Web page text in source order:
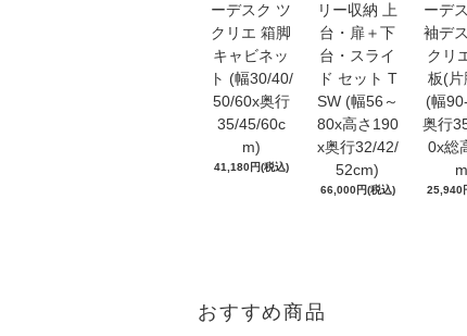
ーデスク ツ
クリエ 箱脚
キャビネッ
ト (幅30/40/
50/60x奥行
35/45/60c
m)
41,180円(税込)
リー収納 上
台・扉＋下
台・スライ
ド セット T
SW (幅56～
80x高さ190
x奥行32/42/
52cm)
66,000円(税込)
ーデ
袖デ
クリ
板(片
(幅
奥行
0x総
25,940
おすすめ商品